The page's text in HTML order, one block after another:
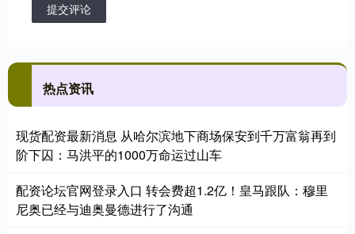
提交评论
热点资讯
现货配资最新消息 从哈尔滨地下商场保安到千万富翁再到
阶下囚：马洪平的1000万命运过山车
配资论坛官网登录入口 转会费超1.2亿！皇马跟队：穆里
尼奥已经与迪奥曼德进行了沟通